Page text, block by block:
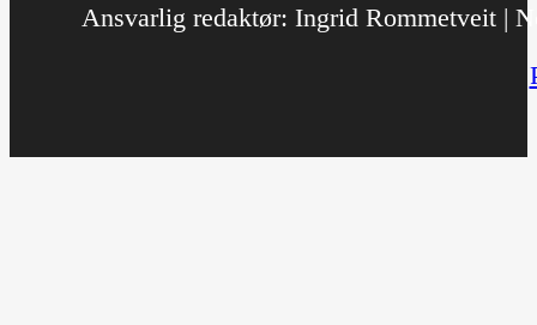
Ansvarlig redaktør: Ingrid Rommetveit |